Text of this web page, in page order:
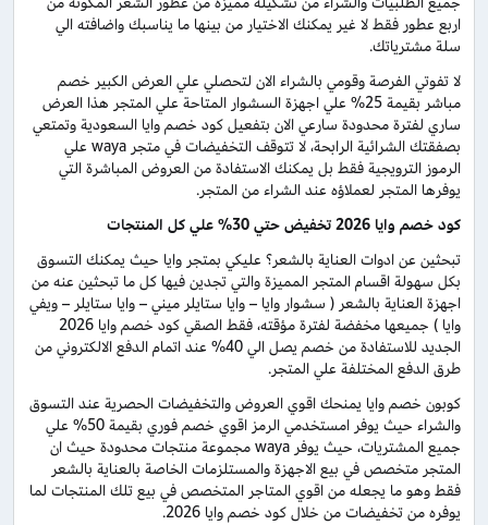
اربع عطور فقط لا غير يمكنك الاختيار من بينها ما يناسبك واضافته الي
سلة مشترياتك.
لا تفوتي الفرصة وقومي بالشراء الان لتحصلي علي العرض الكبير خصم
مباشر بقيمة 25% علي اجهزة السشوار المتاحة علي المتجر هذا العرض
ساري لفترة محدودة سارعي الان بتفعيل كود خصم وايا السعودية وتمتعي
بصفقتك الشرائية الرابحة، لا تتوقف التخفيضات في متجر waya علي
الرموز الترويجية فقط بل يمكنك الاستفادة من العروض المباشرة التي
يوفرها المتجر لعملاؤه عند الشراء من المتجر.
كود خصم وايا 2026 تخفيض حتي 30% علي كل المنتجات
تبحثين عن ادوات العناية بالشعر؟ عليكي بمتجر وايا حيث يمكنك التسوق
بكل سهولة اقسام المتجر المميزة والتي تجدين فيها كل ما تبحثين عنه من
اجهزة العناية بالشعر ( سشوار وايا – وايا ستايلر ميني – وايا ستايلر – ويفي
وايا ) جميعها مخفضة لفترة مؤقته، فقط الصقي كود خصم وايا 2026
الجديد للاستفادة من خصم يصل الي 40% عند اتمام الدفع الالكتروني من
طرق الدفع المختلفة علي المتجر.
كوبون خصم وايا يمنحك اقوي العروض والتخفيضات الحصرية عند التسوق
والشراء حيث يوفر امستخدمي الرمز اقوي خصم فوري بقيمة 50% علي
جميع المشتريات، حيث يوفر waya مجموعة منتجات محدودة حيث ان
المتجر متخصص في بيع الاجهزة والمستلزمات الخاصة بالعناية بالشعر
فقط وهو ما يجعله من اقوي المتاجر المتخصص في بيع تلك المنتجات لما
يوفره من تخفيضات من خلال كود خصم وايا 2026.